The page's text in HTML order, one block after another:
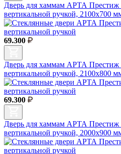
Дверь для хаммам АРТА Престиж
вертикальной ручкой, 2100х700
69.300
Дверь для хаммам АРТА Престиж
вертикальной ручкой, 2100х800
69.300
Дверь для хаммам АРТА Престиж
вертикальной ручкой, 2000х900